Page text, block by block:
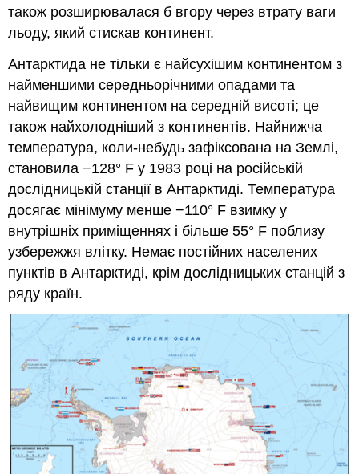
також розширювалася б вгору через втрату ваги
льоду, який стискав континент.
Антарктида не тільки є найсухішим континентом з
найменшими середньорічними опадами та
найвищим континентом на середній висоті; це
також найхолодніший з континентів. Найнижча
температура, коли-небудь зафіксована на Землі,
становила −128° F у 1983 році на російській
дослідницькій станції в Антарктиді. Температура
досягає мінімуму менше −110° F взимку у
внутрішніх приміщеннях і більше 55° F поблизу
узбережжя влітку. Немає постійних населених
пунктів в Антарктиді, крім дослідницьких станцій з
ряду країн.